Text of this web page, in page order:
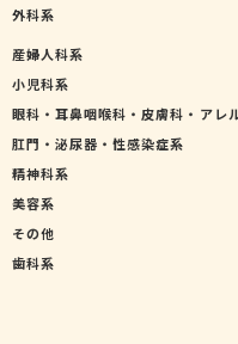
外科系
産婦人科系
小児科系
眼科・耳鼻咽喉科・皮膚科・アレ
肛門・泌尿器・性感染症系
精神科系
美容系
その他
歯科系